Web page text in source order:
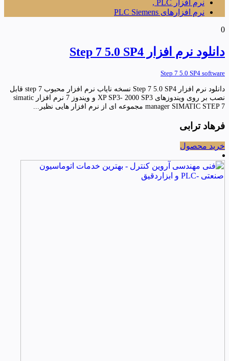
نرم افزار PLC ,
نرم افزارهای PLC Siemens
0
دانلود نرم افزار Step 7 5.0 SP4
Step 7 5.0 SP4 software
دانلود نرم افزار Step 7 5.0 SP4 نسخه نایاب نرم افزار محبوب step 7 قابل
نصب بر روی ویندوزهای XP SP3- 2000 SP3 و ویندوز 7 نرم افزار simatic
manager SIMATIC STEP 7 مجموعه ای از نرم افزار هایی نظیر...
فرهاد ترابی
خرید محصول